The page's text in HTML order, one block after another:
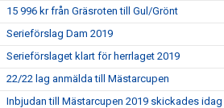
15 996 kr från Gräsroten till Gul/Grönt
Serieförslag Dam 2019
Serieförslaget klart för herrlaget 2019
22/22 lag anmälda till Mästarcupen
Inbjudan till Mästarcupen 2019 skickades idag